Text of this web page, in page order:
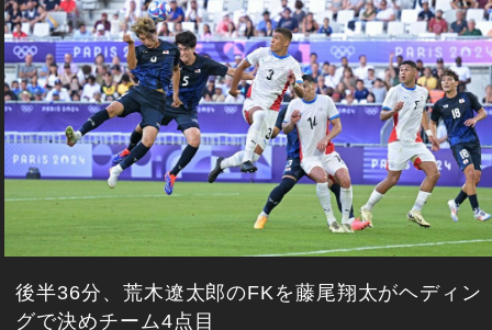
後半36分、荒木遼太郎のFKを藤尾翔太がヘディン
グで決めチーム4点目